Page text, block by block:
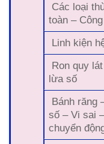
Các loại
toàn –
Linh kiện
Ron quy
lừa số
Bánh răng
số – Vi sai
chuyển